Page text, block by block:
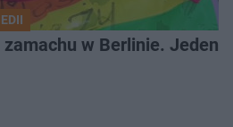
w Berlinie. Jeden